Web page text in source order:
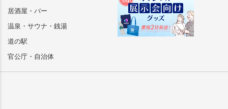
居酒屋・バー
温泉・サウナ・銭湯
道の駅
官公庁・自治体